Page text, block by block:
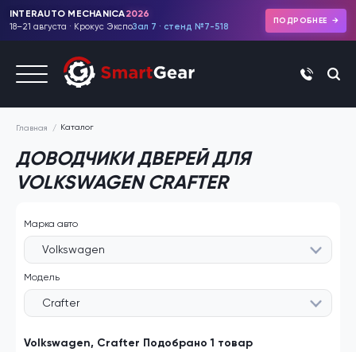
INTERAUTO MECHANICA2026
18–21 августа · Крокус ЭкспоЗал 7 · стенд №7-518
ПОДРОБНЕЕ
+7 (495)
Главная Каталог
ДОВОДЧИКИ ДВЕРЕЙ ДЛЯ
VOLKSWAGEN CRAFTER
Марка авто
Volkswagen
Модель
Crafter
Volkswagen, Crafter Подобрано 1 товар